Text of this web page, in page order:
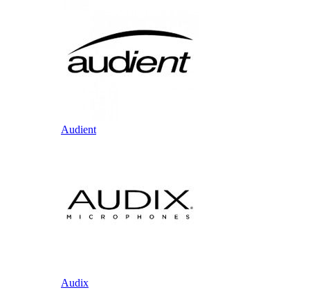
Audient
Audix